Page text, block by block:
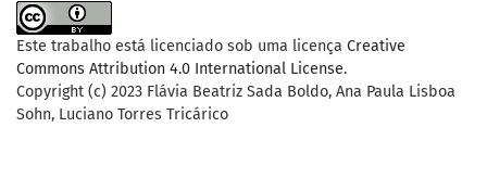
Este trabalho está licenciado sob uma licença Creative
Commons Attribution 4.0 International License.
Copyright (c) 2023 Flávia Beatriz Sada Boldo, Ana Paula Lisboa
Sohn, Luciano Torres Tricárico